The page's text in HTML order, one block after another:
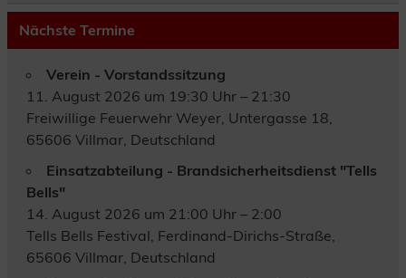
Nächste Termine
Verein - Vorstandssitzung
11. August 2026 um 19:30 Uhr – 21:30
Freiwillige Feuerwehr Weyer, Untergasse 18,
65606 Villmar, Deutschland
Einsatzabteilung - Brandsicherheitsdienst "Tells
Bells"
14. August 2026 um 21:00 Uhr – 2:00
Tells Bells Festival, Ferdinand-Dirichs-Straße,
65606 Villmar, Deutschland